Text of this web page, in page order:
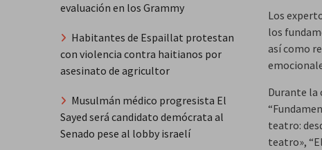
Los
los
así como
Durante la
teatro:
teatro»,
evaluación en los Grammy
Habitantes de Espaillat protestan
con violencia contra haitianos por
asesinato de agricultor
Musulmán médico progresista El
Sayed será candidato demócrata al
Senado pese al lobby israelí